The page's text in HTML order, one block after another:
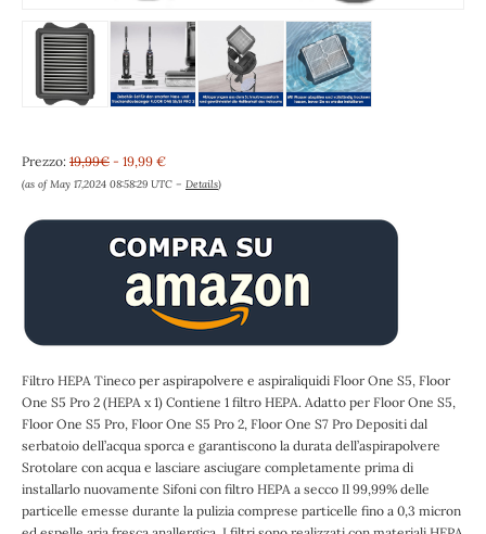
Prezzo: 19,99€ - 19,99 €
(as of May 17,2024 08:58:29 UTC – Details)
Filtro HEPA Tineco per aspirapolvere e aspiraliquidi Floor One S5, Floor
One S5 Pro 2 (HEPA x 1) Contiene 1 filtro HEPA. Adatto per Floor One S5,
Floor One S5 Pro, Floor One S5 Pro 2, Floor One S7 Pro Depositi dal
serbatoio dell’acqua sporca e garantiscono la durata dell’aspirapolvere
Srotolare con acqua e lasciare asciugare completamente prima di
installarlo nuovamente Sifoni con filtro HEPA a secco Il 99,99% delle
particelle emesse durante la pulizia comprese particelle fino a 0,3 micron